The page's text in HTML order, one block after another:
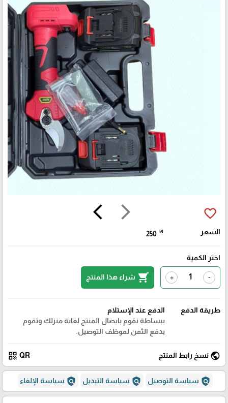
arrow_forward_ios
arrow_back_ios favorite_border
السعر 250 ₪
اختر الكمية
-
+
shopping_cart شراء هذا المنتج
طريقة الدفع
الدفع عند الإستلام
ببساطة نقوم بايصال المنتج لغاية منزلك وتقوم
بدفع الثمن لموظف التوصيل.
public نسخ رابط المنتج QR
qr_code
policy سياسة التوصيل policy سياسة التبديل policy سياسة الإلغاء